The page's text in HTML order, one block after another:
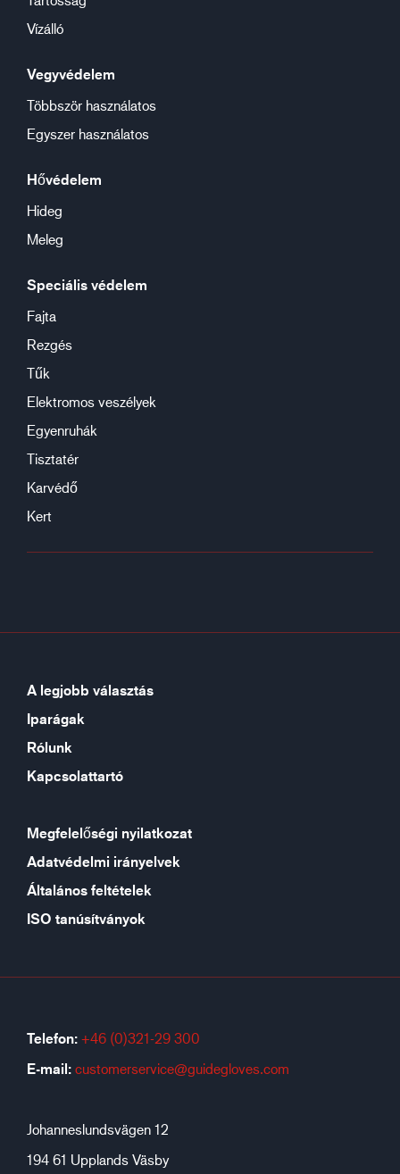
Vízálló
Vegyvédelem
Többször használatos
Egyszer használatos
Hővédelem
Hideg
Meleg
Speciális védelem
Fajta
Rezgés
Tűk
Elektromos veszélyek
Egyenruhák
Tisztatér
Karvédő
Kert
A legjobb választás
Iparágak
Rólunk
Kapcsolattartó
Megfelelőségi nyilatkozat
Adatvédelmi irányelvek
Általános feltételek
ISO tanúsítványok
Telefon: +46 (0)321-29 300
E-mail: customerservice@guidegloves.com
Johanneslundsvägen 12
194 61 Upplands Väsby